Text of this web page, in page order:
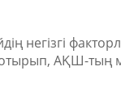
негізгі
АҚШ-тың